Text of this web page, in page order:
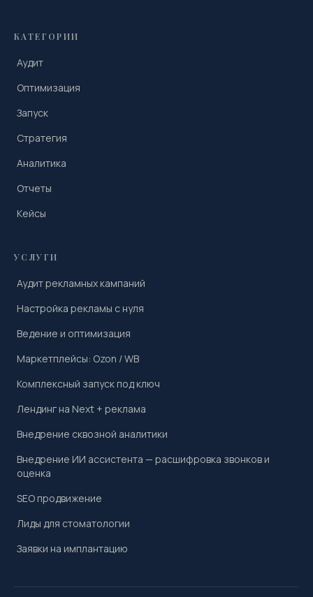
КАТЕГОРИИ
Аудит
Оптимизация
Запуск
Стратегия
Аналитика
Отчеты
Кейсы
УСЛУГИ
Аудит рекламных кампаний
Настройка рекламы с нуля
Ведение и оптимизация
Маркетплейсы: Ozon / WB
Комплексный запуск под ключ
Лендинг на Next + реклама
Внедрение сквозной аналитики
Внедрение ИИ ассистента — расшифровка звонков и
оценка
SEO продвижение
Лиды для стоматологии
Заявки на имплантацию